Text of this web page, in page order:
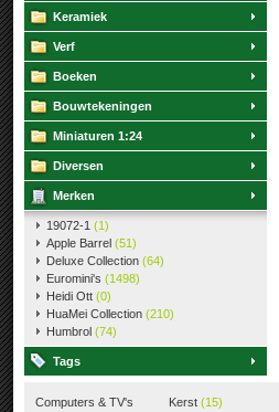
Keramiek
Verf
Boeken
Bouwtekeningen
Miniaturen 1:24
Diversen
Merken
19072-1 (1)
Apple Barrel (51)
Deluxe Collection (64)
Euromini's (1498)
Heidi Ott (0)
HuaMei Collection (210)
Humbrol (74)
Tags
Computers & TV's
Kerst (15)